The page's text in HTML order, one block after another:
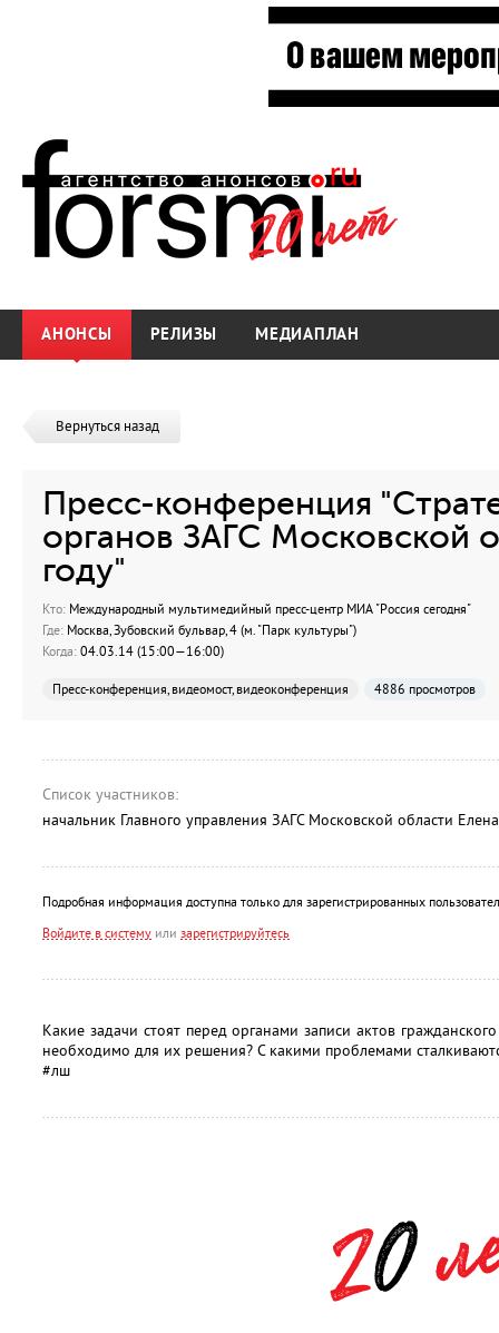
АНОНСЫ РЕЛИЗЫ МЕДИАПЛАН
Вернуться назад
Пресс-конференция
органов ЗАГС Московской
году"
Кто: Международный мультимедийный пресс-центр МИА "Россия сегодня"
Где: Москва, Зубовский бульвар, 4 (м. "Парк культуры")
Когда: 04.03.14 (15:00—16:00)
Пресс-конференция, видеомост, видеоконференция 4886 просмотров
Список участников:
начальник Главного управления ЗАГС Московской области
Подробная информация доступна только для зарегистрированных
Войдите в систему или зарегистрируйтесь
Какие задачи стоят перед органами записи актов
необходимо для их решения? С какими проблемами
#лш